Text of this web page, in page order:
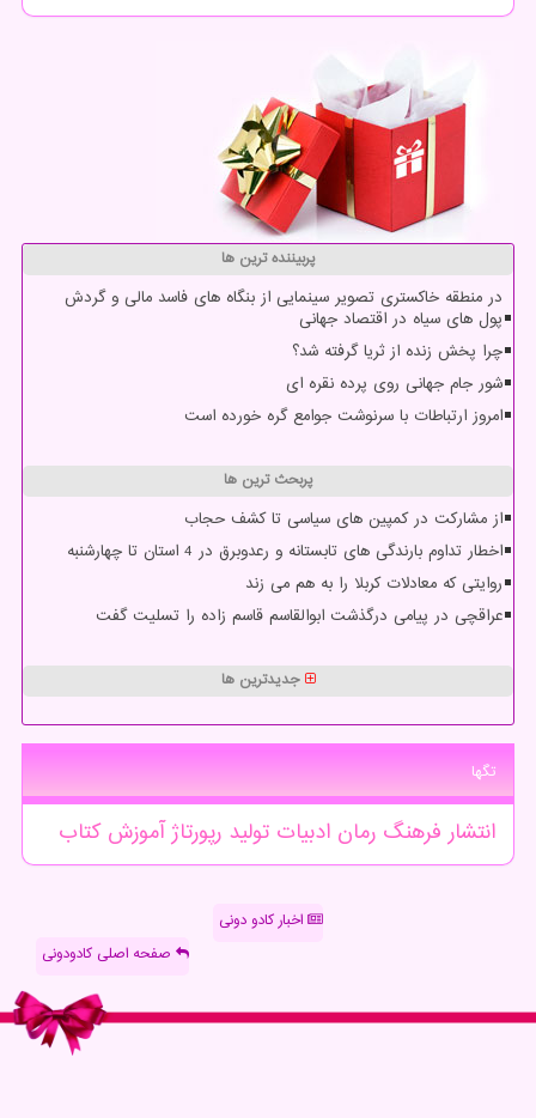
پربیننده ترین ها
در منطقه خاکستری تصویر سینمایی از بنگاه های فاسد مالی و گردش
پول های سیاه در اقتصاد جهانی
چرا پخش زنده از ثریا گرفته شد؟
شور جام جهانی روی پرده نقره ای
امروز ارتباطات با سرنوشت جوامع گره خورده است
پربحث ترین ها
از مشارکت در کمپین های سیاسی تا کشف حجاب
اخطار تداوم بارندگی های تابستانه و رعدوبرق در 4 استان تا چهارشنبه
روایتی که معادلات کربلا را به هم می زند
عراقچی در پیامی درگذشت ابوالقاسم قاسم زاده را تسلیت گفت
جدیدترین ها
تگها
انتشار فرهنگ رمان ادبیات تولید رپورتاژآموزشكتاب
اخبار کادو دونی
صفحه اصلی کادودونی